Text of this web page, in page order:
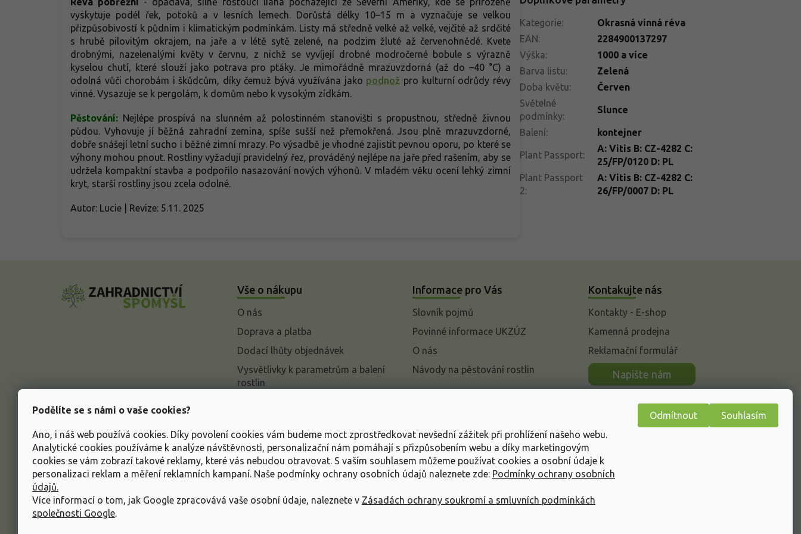
Podělíte se s námi o vaše cookies?
Ano, i náš web používá cookies. Díky povolení cookies vám budeme moct zprostředkovat nevšední zážitek při prohlížení našeho webu.
Analytické cookies používáme k analýze návštěvnosti, personalizační nám pomáhají s přizpůsobením webu a díky marketingovým
cookies se vám zobrazí takové reklamy, které vás nebudou otravovat. S vaším souhlasem můžeme používat cookies a osobní údaje k
personalizaci reklam a měření reklamních kampaní. Naše podmínky ochrany osobních údajů naleznete zde: Podmínky ochrany osobních
údajů.
Více informací o tom, jak Google zpracovává vaše osobní údaje, naleznete v Zásadách ochrany soukromí a smluvních podmínkách
společnosti Google.
Odmítnout Souhlasím
vyskytuje podél řek, potoků a v lesních lemech. Dorůstá délky 10–15 m a vyznačuje se velkou
přizpůsobivostí k půdním i klimatickým podmínkám. Listy má středně velké až velké, vejčité až srdčité
s hrubě pilovitým okrajem, na jaře a v létě sytě zelené, na podzim žluté až červenohnědé. Kvete
drobnými, nazelenalými květy v červnu, z nichž se vyvíjejí drobné modročerné bobule s výrazně
kyselou chutí, které slouží jako potrava pro ptáky. Je mimořádně mrazuvzdorná (až do –40 °C) a
odolná vůči chorobám i škůdcům, díky čemuž bývá využívána jako podnož pro kulturní odrůdy révy
vinné. Vysazuje se k pergolám, k domům nebo k vysokým zídkám.
Pěstování: Nejlépe prospívá na slunném až polostinném stanovišti s propustnou, středně živnou
půdou. Vyhovuje jí běžná zahradní zemina, spíše sušší než přemokřená. Jsou plně mrazuvzdorné,
dobře snášejí letní sucho i běžné zimní mrazy. Po výsadbě je vhodné zajistit pevnou oporu, po které se
výhony mohou pnout. Rostliny vyžadují pravidelný řez, prováděný nejlépe na jaře před rašením, aby se
udržela kompaktní stavba a podpořilo nasazování nových výhonů. V mladém věku ocení lehký zimní
kryt, starší rostliny jsou zcela odolné.
Autor: Lucie | Revize: 5.11. 2025
Kategorie:
Okrasná vinná réva
EAN:
2284900137297
Výška:
1000 a více
Barva listu:
Zelená
Doba květu:
Červen
Světelné
podmínky:
Slunce
Balení: kontejner
Plant Passport:
A: Vitis B: CZ-4282 C:
25/FP/0120 D: PL
Plant Passport
2:
A: Vitis B: CZ-4282 C:
26/FP/0007 D: PL
Vše o nákupu
O nás
Doprava a platba
Dodací lhůty objednávek
Vysvětlivky k parametrům a balení
rostlin
Informace o ochraně osobních
údajů
Obchodní podmínky
Informace pro Vás
Slovník pojmů
Povinné informace UKZÚZ
O nás
Návody na pěstování rostlin
Kontakujte nás
Kontakty - E-shop
Kamenná prodejna
Reklamační formulář
Napište nám